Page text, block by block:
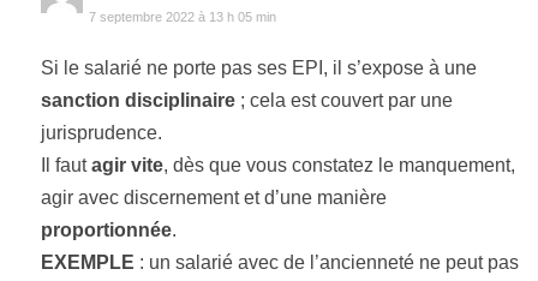
7 septembre 2022 à 13 h 05 min
Si le salarié ne porte pas ses EPI, il s’expose à une
sanction disciplinaire ; cela est couvert par une
jurisprudence.
Il fautagir vite , dès que vous constatez le manquement,
agir avec discernement et d’une manière
proportionnée
EXEMPLE : un salarié avec de l’ancienneté ne peut pas